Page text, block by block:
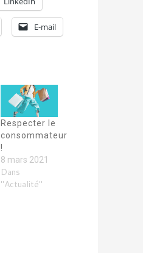
E-mail
Respecter le
consommateur
!
8 mars 2021
Dans
"Actualité"